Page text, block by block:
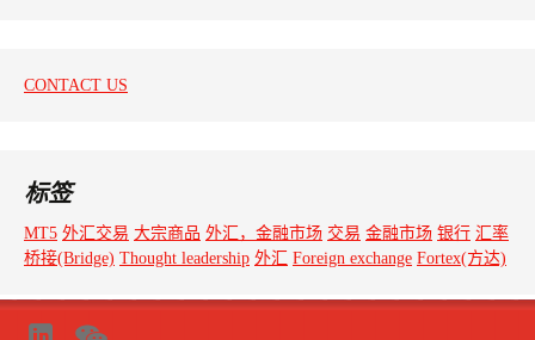
CONTACT US
标签
MT5 外汇交易 大宗商品 外汇，金融市场 交易 金融市场 银行 汇率
桥接(Bridge) Thought leadership 外汇 Foreign exchange Fortex(方达)